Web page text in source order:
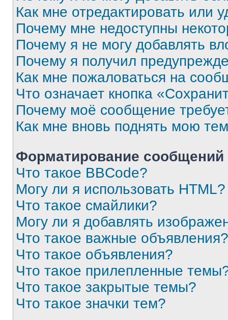
Как мне отредактировать или
Почему мне недоступны
Почему я не могу добавлять
Почему я получил
Как мне пожаловаться на
Что означает кнопка
Почему моё сообщение
Как мне вновь поднять мою
Форматирование
Что такое BBCode?
Могу ли я использовать HTML?
Что такое смайлики?
Могу ли я добавлять
Что такое важные объявления?
Что такое объявления?
Что такое прилепленные
Что такое закрытые темы?
Что такое значки тем?